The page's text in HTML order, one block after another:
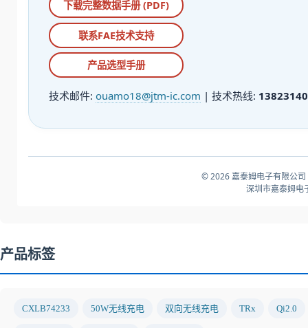
下载完整数据手册 (PDF)
联系FAE技术支持
产品选型手册
技术邮件: ouamo18@jtm-ic.com | 技术热线:
© 2026 嘉泰姆电子有限公
深圳市嘉泰姆
产品标签
CXLB74233 50W无线充电 双向无线充电 TRx Qi2.0